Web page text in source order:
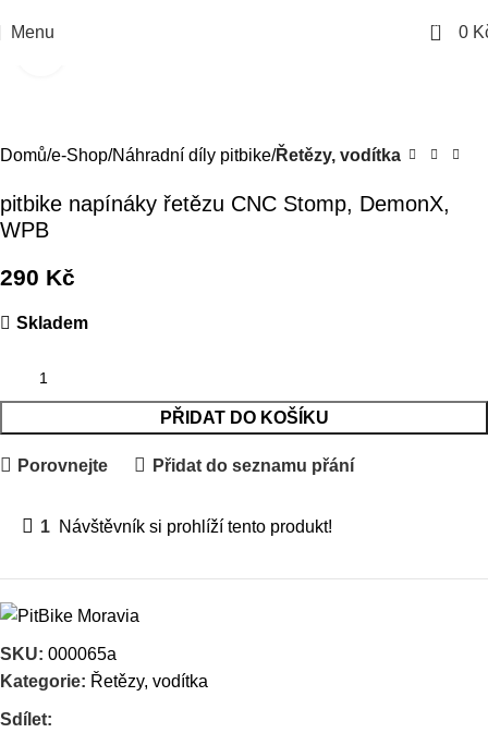
Menu 0 0
Domů e-Shop Náhradní díly pitbike Řetězy, vodítka
pitbike napínáky řetězu CNC Stomp, DemonX,
WPB
290 Kč
Skladem
PŘIDAT DO KOŠÍKU
Porovnejte Přidat do seznamu přání
1 Návštěvník si prohlíží tento produkt!
SKU: 000065a
Kategorie: Řetězy, vodítka
Sdílet: